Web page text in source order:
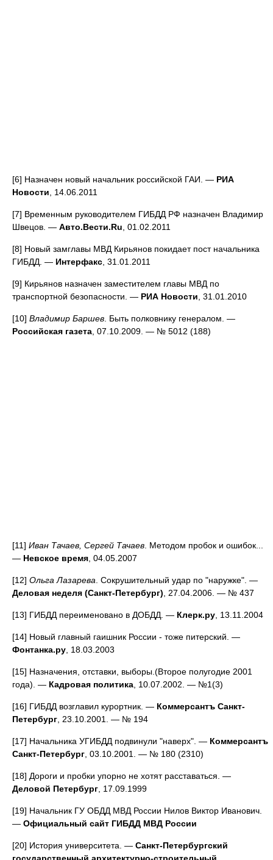
[6] Назначен новый начальник российской ГАИ. — РИА
Новости , 14.06.2011
[7] Временным руководителем ГИБДД РФ назначен Владимир
Швецов. — Авто.Вести.Ru , 01.02.2011
[8] Новый замглавы МВД Кирьянов покидает пост начальника
ГИБДД. — Интерфакс , 31.01.2011
[9] Кирьянов назначен заместителем главы МВД по
транспортной безопасности. — РИА Новости , 31.01.2010
[10] Владимир Баршев . Быть полковнику генералом. —
Российская газета , 07.10.2009. — № 5012 (188)
[11] Иван Тачаев, Сергей Тачаев . Методом пробок и ошибок...
— Невское время , 04.05.2007
[12] Ольга Лазарева . Сокрушительный удар по "наружке". —
Деловая неделя (Санкт-Петербург) , 27.04.2006. — № 437
[13] ГИБДД переименовано в ДОБДД. — Клерк.ру , 13.11.2004
[14] Новый главный гаишник России - тоже питерский. —
Фонтанка.ру , 18.03.2003
[15] Назначения, отставки, выборы.(Второе полугодие 2001
года). — Кадровая политика , 10.07.2002. — №1(3)
[16] ГИБДД возглавил курортник. — Коммерсантъ Санкт-
Петербург , 23.10.2001. — № 194
[17] Начальника УГИБДД подвинули "наверх". — Коммерсантъ
Санкт-Петербург , 03.10.2001. — № 180 (2310)
[18] Дороги и пробки упорно не хотят расставаться. —
Деловой Петербург , 17.09.1999
[19] Начальник ГУ ОБДД МВД России Нилов Виктор Иванович.
— Официальный сайт ГИБДД МВД России
[20] История университета. — Санкт-Петербургский